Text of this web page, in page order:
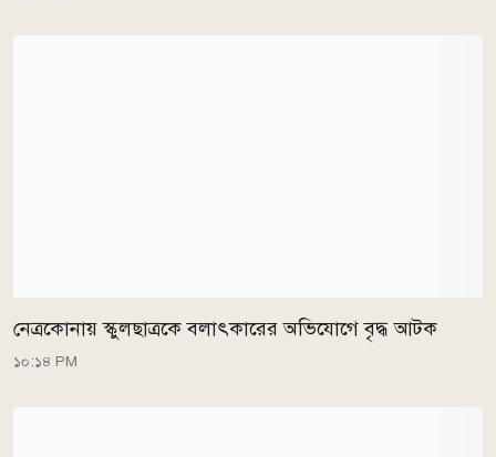
নেত্রকোনায় স্কুলছাত্রকে বলাৎকারের অভিযোগে বৃদ্ধ আটক
১০:১৪ PM